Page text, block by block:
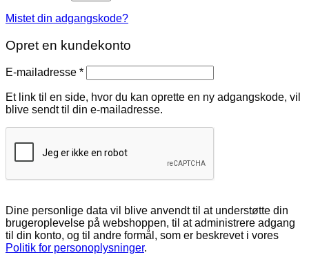
Mistet din adgangskode?
Opret en kundekonto
E-mailadresse *Påkrævet
Et link til en side, hvor du kan oprette en ny adgangskode, vil
blive sendt til din e-mailadresse.
Dine personlige data vil blive anvendt til at understøtte din
brugeroplevelse på webshoppen, til at administrere adgang
til din konto, og til andre formål, som er beskrevet i vores
Politik for personoplysninger.